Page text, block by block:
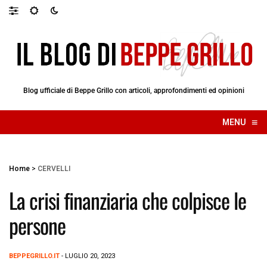
Blog ufficiale di Beppe Grillo con articoli, approfondimenti ed opinioni
MENU ≡
☰
Home > CERVELLI
La crisi finanziaria che colpisce le
persone
BEPPEGRILLO.IT - LUGLIO 20, 2023